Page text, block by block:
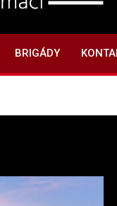
BRIGÁDY